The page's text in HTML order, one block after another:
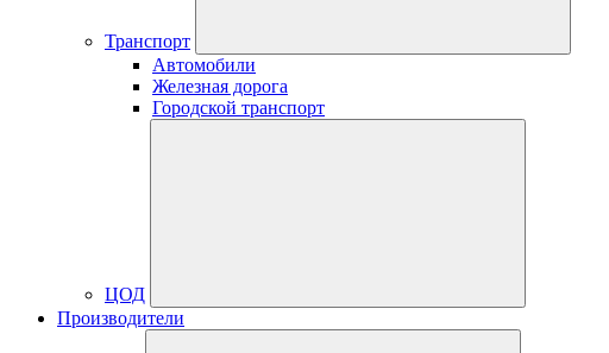
Транспорт
Автомобили
Железная дорога
Городской транспорт
ЦОД
Производители